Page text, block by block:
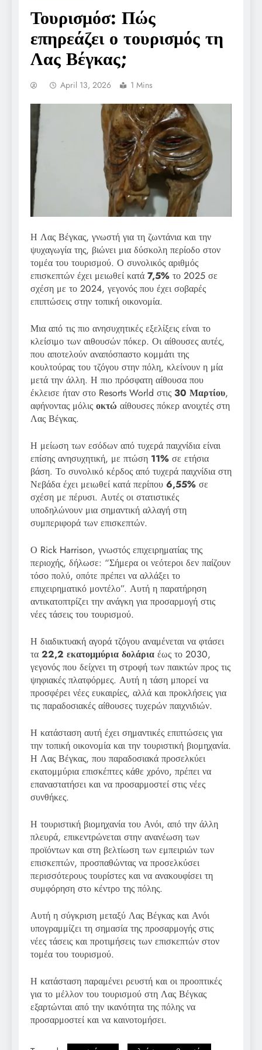
Τουρισμόσ: Πώς
επηρεάζει ο τουρισμός τη
Λας Βέγκας;
April 13, 2026 1 Mins
Η Λας Βέγκας, γνωστή για τη ζωντάνια και την
ψυχαγωγία της, βιώνει μια δύσκολη περίοδο στον
τομέα του τουρισμού. Ο συνολικός αριθμός
επισκεπτών έχει μειωθεί κατά 7,5% το 2025 σε
σχέση με το 2024, γεγονός που έχει σοβαρές
επιπτώσεις στην τοπική οικονομία.
Μια από τις πιο ανησυχητικές εξελίξεις είναι το
κλείσιμο των αιθουσών πόκερ. Οι αίθουσες αυτές,
που αποτελούν αναπόσπαστο κομμάτι της
κουλτούρας του τζόγου στην πόλη, κλείνουν η μία
μετά την άλλη. Η πιο πρόσφατη αίθουσα που
έκλεισε ήταν στο Resorts World στις 30 Μαρτίου,
αφήνοντας μόλιςοκτώ αίθουσες πόκερ ανοιχτές στη
Λας Βέγκας.
Η μείωση των εσόδων από τυχερά παιχνίδια είναι
επίσης ανησυχητική, με πτώση 11% σε ετήσια
βάση. Το συνολικό κέρδος από τυχερά παιχνίδια στη
Νεβάδα έχει μειωθεί κατά περίπου 6,55% σε
σχέση με πέρυσι. Αυτές οι στατιστικές
υποδηλώνουν μια σημαντική αλλαγή στη
συμπεριφορά των επισκεπτών.
Ο Rick Harrison, γνωστός επιχειρηματίας της
περιοχής, δήλωσε: “Σήμερα οι νεότεροι δεν παίζουν
τόσο πολύ, οπότε πρέπει να αλλάξει το
επιχειρηματικό μοντέλο”. Αυτή η παρατήρηση
αντικατοπτρίζει την ανάγκη για προσαρμογή στις
νέες τάσεις του τουρισμού.
Η διαδικτυακή αγορά τζόγου αναμένεται να φτάσει
τα 22,2 εκατομμύρια δολάρια έως το 2030,
γεγονός που δείχνει τη στροφή των παικτών προς τις
ψηφιακές πλατφόρμες. Αυτή η τάση μπορεί να
προσφέρει νέες ευκαιρίες, αλλά και προκλήσεις για
τις παραδοσιακές αίθουσες τυχερών παιχνιδιών.
Η κατάσταση αυτή έχει σημαντικές επιπτώσεις για
την τοπική οικονομία και την τουριστική βιομηχανία.
Η Λας Βέγκας, που παραδοσιακά προσελκύει
εκατομμύρια επισκέπτες κάθε χρόνο, πρέπει να
επαναστατήσει και να προσαρμοστεί στις νέες
συνθήκες.
Η τουριστική βιομηχανία του Ανόι, από την άλλη
πλευρά, επικεντρώνεται στην ανανέωση των
προϊόντων και στη βελτίωση των εμπειριών των
επισκεπτών, προσπαθώντας να προσελκύσει
περισσότερους τουρίστες και να ανακουφίσει τη
συμφόρηση στο κέντρο της πόλης.
Αυτή η σύγκριση μεταξύ Λας Βέγκας και Ανόι
υπογραμμίζει τη σημασία της προσαρμογής στις
νέες τάσεις και προτιμήσεις των επισκεπτών στον
τομέα του τουρισμού.
Η κατάσταση παραμένει ρευστή και οι προοπτικές
για το μέλλον του τουρισμού στη Λας Βέγκας
εξαρτώνται από την ικανότητα της πόλης να
προσαρμοστεί και να καινοτομήσει.